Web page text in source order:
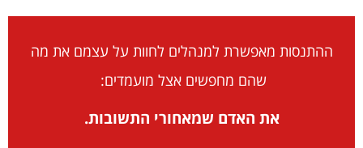
ההתנסות מאפשרת למנהלים לחוות על עצמם את מה
שהם מחפשים אצל מועמדים:
את האדם שמאחורי התשובות.